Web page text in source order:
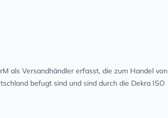
als Versandhändler erfasst, die zum Handel von
befugt sind und sind durch die Dekra ISO